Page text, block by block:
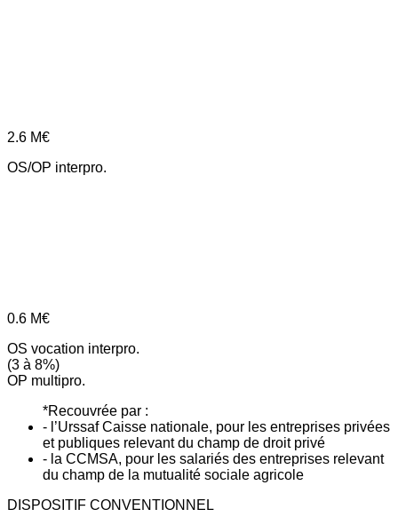
2.6 M€
OS/OP interpro.
0.6 M€
OS vocation interpro.
(3 à 8%)
OP multipro.
*Recouvrée par :
- l’Urssaf Caisse nationale, pour les entreprises privées
et publiques relevant du champ de droit privé
- la CCMSA, pour les salariés des entreprises relevant
du champ de la mutualité sociale agricole
DISPOSITIF CONVENTIONNEL